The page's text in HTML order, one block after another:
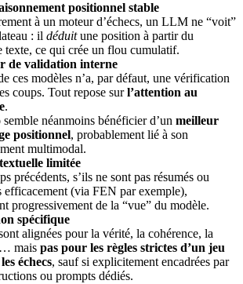
positionnel stable
à un moteur d’échecs, un LLM ne “voit”
: il déduitune position à partir du
texte, ce qui crée un flou cumulatif.
de validation interne
ces modèles n’a, par défaut, une vérification
coups. Tout repose surl’attention au
.
néanmoins bénéficier d’un meilleur
positionnel, probablement lié à son
multimodal.
limitée
précédents, s’ils ne sont pas résumés ou
efficacement (via FEN par exemple),
progressivement de la “vue” du modèle.
spécifique
alignées pour la vérité, la cohérence, la
mais pas pour les règles strictes d’un jeu
échecs, sauf si explicitement encadrées par
ou prompts dédiés.